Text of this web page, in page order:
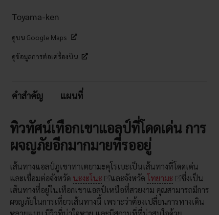
Toyama-ken
ดูบน Google Maps
ดูข้อมูลการต่อเครื่องบิน
คำสำคัญ แผนที่
ทิวทัศน์เทือกเขาแอลป์ที่โดดเด่น การ
ผจญภัยอีกมากมายที่รออยู่
เส้นทางแอลป์ภูเขาทาเตยามะคุโรเบะเป็นเส้นทางที่โดดเด่น
และเชื่อมต่อจังหวัด นะงะโนะ และจังหวัด โทยามะ
ซึ่งเป็น
เส้นทางที่อยู่ในเทือกเขาแอลป์เหนือที่สวยงาม คุณสามารถมีการ
ผจญภัยในการเที่ยวเส้นทางนี้ เพราะว่าต้องเปลี่ยนการทางเดิน